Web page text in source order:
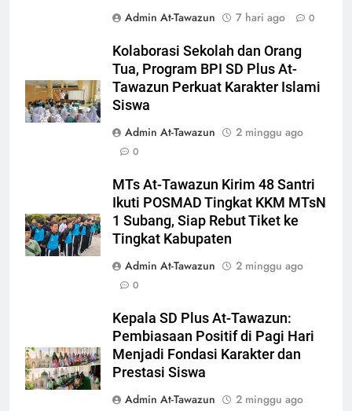
Admin At-Tawazun
7 hari ago 0
Kolaborasi Sekolah dan Orang
Tua, Program BPI SD Plus At-
Tawazun Perkuat Karakter Islami
Siswa
Admin At-Tawazun
2 minggu ago
0
MTs At-Tawazun Kirim 48 Santri
Ikuti POSMAD Tingkat KKM MTsN
1 Subang, Siap Rebut Tiket ke
Tingkat Kabupaten
Admin At-Tawazun
2 minggu ago
0
Kepala SD Plus At-Tawazun:
Pembiasaan Positif di Pagi Hari
Menjadi Fondasi Karakter dan
Prestasi Siswa
Admin At-Tawazun
2 minggu ago